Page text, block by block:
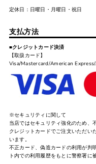
定休日：日曜日・月曜日・祝日
支払方法
■クレジットカード決済
【取扱カード】
Visa/Mastercard/American Express/
※セキュリティに関して
当店ではセキュリティ強化のため、
クレジットカードでご注文いただい
います。
不正カード、偽造カードの利用が判
ト内での利用履歴をもとに警察署に